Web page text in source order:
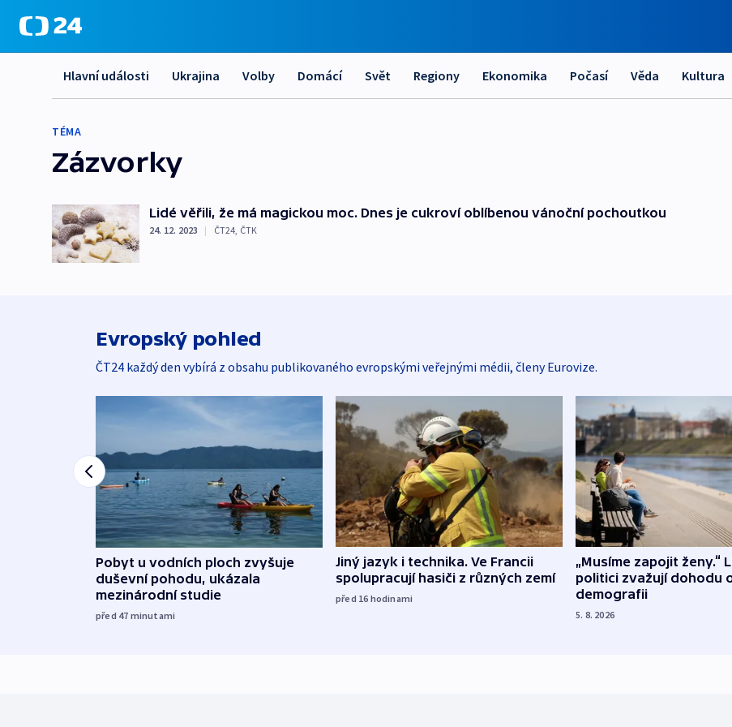
Hlavní události Ukrajina Volby Domácí Svět Regiony Ekonomika Počasí Věda Kultura
TÉMA
Zázvorky
Lidé věřili, že má magickou moc. Dnes je cukroví oblíbenou vánoční pochoutkou
24. 12. 2023 | ČT24, ČTK
Evropský pohled
ČT24 každý den vybírá z obsahu publikovaného evropskými veřejnými médii, členy Eurovize.
Pobyt u vodních ploch zvyšuje
duševní pohodu, ukázala
mezinárodní studie
před 47 minutami
Jiný jazyk i technika. Ve Francii
spolupracují hasiči z různých zemí
před 16 hodinami
„Musíme zapojit ženy.“
politici zvažují dohodu
demografii
5. 8. 2026